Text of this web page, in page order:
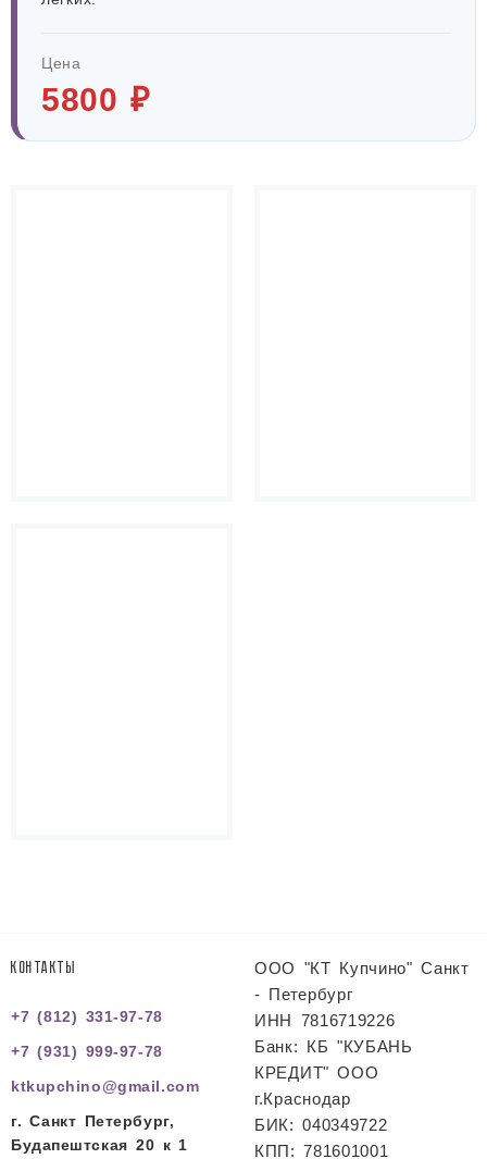
Цена
5800 ₽
КОНТАКТЫ
+7 (812) 331-97-78
+7 (931) 999-97-78
ktkupchino@gmail.com
г. Санкт Петербург,
Будапештская 20 к 1
ООО "КТ Купчино" Санкт
- Петербург
ИНН 7816719226
Банк: КБ "КУБАНЬ
КРЕДИТ" ООО
г.Краснодар
БИК: 040349722
КПП: 781601001